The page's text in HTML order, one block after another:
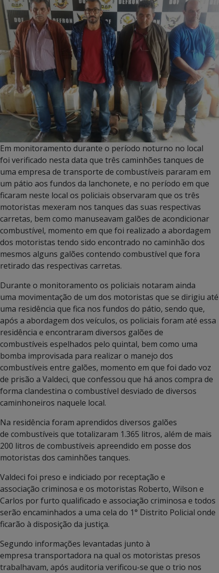
Em monitoramento durante o período noturno no local
foi verificado nesta data que três caminhões tanques de
uma empresa de transporte de combustíveis pararam em
um pátio aos fundos da lanchonete, e no período em que
ficaram neste local os policiais observaram que os três
motoristas mexeram nos tanques das suas respectivas
carretas, bem como manuseavam galões de acondicionar
combustível, momento em que foi realizado a abordagem
dos motoristas tendo sido encontrado no caminhão dos
mesmos alguns galões contendo combustível que fora
retirado das respectivas carretas.
Durante o monitoramento os policiais notaram ainda
uma movimentação de um dos motoristas que se dirigiu até
uma residência que fica nos fundos do pátio, sendo que,
após a abordagem dos veículos, os policiais foram até essa
residência e encontraram diversos galões de
combustíveis espelhados pelo quintal, bem como uma
bomba improvisada para realizar o manejo dos
combustíveis entre galões, momento em que foi dado voz
de prisão a Valdeci, que confessou que há anos compra de
forma clandestina o combustível desviado de diversos
caminhoneiros naquele local.
Na residência foram aprendidos diversos galões
de combustíveis que totalizaram 1.365 litros, além de mais
200 litros de combustíveis apreendido em posse dos
motoristas dos caminhões tanques.
Valdeci foi preso e indiciado por receptação e
associação criminosa e os motoristas Roberto, Wilson e
Carlos por furto qualificado e associação criminosa e todos
serão encaminhados a uma cela do 1° Distrito Policial onde
ficarão à disposição da justiça.
Segundo informações levantadas junto à
empresa transportadora na qual os motoristas presos
trabalhavam, após auditoria verificou-se que o trio nos